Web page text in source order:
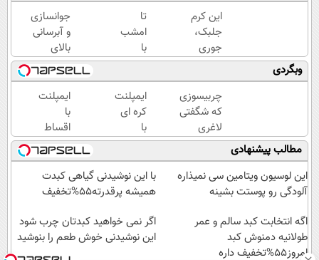
این کرم
جلبک،
جوری
چروکاتو
صاف
میکنه
که انگار
بوتاکس
کردی!
(تخفیف
ویژه)
تا
امشب
با
تخفیف
ویژه
برای
همیشه
تیرگی
های
پوستت
رو از
بین ببر
جوانسازی
و آبرسانی
بالای
پوست با
اسپیرولینا
وبگردی
چربیسوزی
که شگفتی
لاغری
آسان را
رقم زد!
ایمپلنت
کره ای
با
روکش
25
میلیون
✅
12
ماهه +
ایمپلنت
با
اقساط
12
ماهه
بدون
نیاز به
ضامن
مطالب پیشنهادی
این لوسیون ویتامین سی نمیذاره
آلودگی رو پوستت بشینه
با این نوشیدنی گیاهی کبدت
همیشه پرقدرته55%تخفیف
اگه انتخابت کبد سالم و عمر
طولانیه دمنوش کبد
امروز55%تخفیف داره
اگر نمی خواهید کبدتان چرب شود
این نوشیدنی خوش طعم را بنوشید